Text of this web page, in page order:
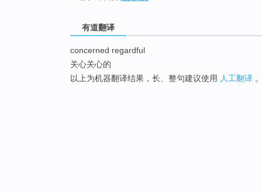
有道翻译
concerned regardful
关心关心的
以上为机器翻译结果，长、整句建议使用 人工翻译